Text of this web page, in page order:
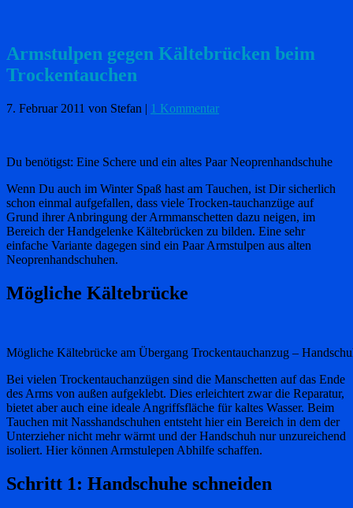
Armstulpen gegen Kältebrücken beim
Trockentauchen
7. Februar 2011 von Stefan | 1 Kommentar
Du benötigst: Eine Schere und ein altes Paar Neoprenhandschuhe
Wenn Du auch im Winter Spaß hast am Tauchen, ist Dir sicherlich
schon einmal aufgefallen, dass viele Trocken-tauchanzüge auf
Grund ihrer Anbringung der Armmanschetten dazu neigen, im
Bereich der Handgelenke Kältebrücken zu bilden. Eine sehr
einfache Variante dagegen sind ein Paar Armstulpen aus alten
Neoprenhandschuhen.
Mögliche Kältebrücke
Mögliche Kältebrücke am Übergang Trockentauchanzug –
Bei vielen Trockentauchanzügen sind die Manschetten auf das Ende
des Arms von außen aufgeklebt. Dies erleichtert zwar die Reparatur,
bietet aber auch eine ideale Angriffsfläche für kaltes Wasser. Beim
Tauchen mit Nasshandschuhen entsteht hier ein Bereich in dem der
Unterzieher nicht mehr wärmt und der Handschuh nur unzureichend
isoliert. Hier können Armstulepen Abhilfe schaffen.
Schritt 1: Handschuhe schneiden